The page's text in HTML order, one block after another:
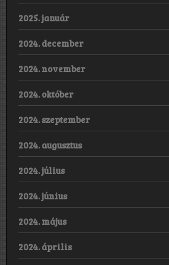
2025. január
2024. december
2024. november
2024. október
2024. szeptember
2024. augusztus
2024. július
2024. június
2024. május
2024. április